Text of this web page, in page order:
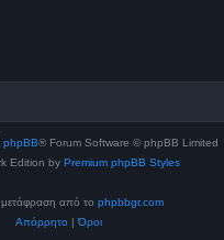
phpBB® Forum Software © phpBB Limited
Edition by Premium phpBB Styles
μετάφραση από το phpbbgr.com
Απόρρητο |Όροι